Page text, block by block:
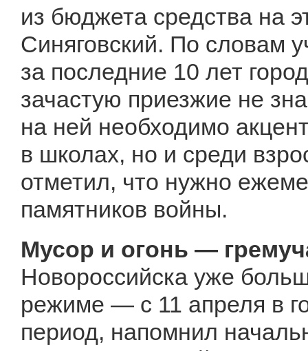
из бюджета средства на
Синяговский. По словам
за последние 10 лет
зачастую приезжие не
на ней необходимо
в школах, но и среди
отметил, что нужно
памятников войны.
Мусор и огонь —
Новороссийска уже
режиме — с 11 апреля в
период, напомнил